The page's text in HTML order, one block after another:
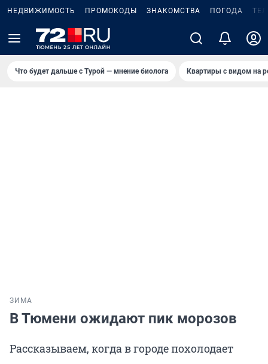
НЕДВИЖИМОСТЬ ПРОМОКОДЫ ЗНАКОМСТВА ПОГОДА
Что будет дальше с Турой — мнение биолога Квартиры с видом на
ЗИМА
В Тюмени ожидают пик морозов
Рассказываем, когда в городе похолодает